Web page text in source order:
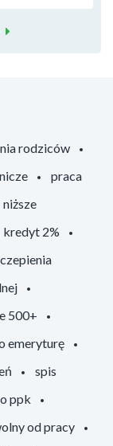
rodziców
praca
niższe
kredyt 2%
500+
emeryturę
spis
ppk
od pracy